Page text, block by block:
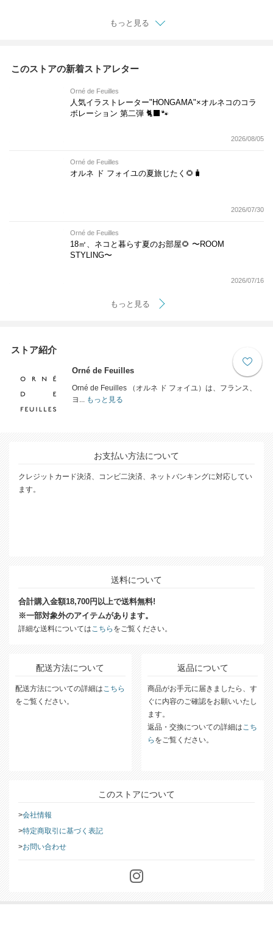
もっと見る
このストアの新着ストアレター
Orné de Feuilles
人気イラストレーター"HONGAMA"×オルネコの​コラ
ボレーション 第二弾 🐈‍⬛🐾
2026/08/05
Orné de Feuilles
オルネ ド フォイユの夏旅じたく🌻🧳
2026/07/30
Orné de Feuilles
18㎡、ネコと暮らす夏のお部屋🌻 〜ROOM
STYLING〜
2026/07/16
もっと見る
ストア紹介
Orné de Feuilles
Orné de Feuilles （オルネ ド フォイユ）は、フランス、
ヨ...もっと見る
お支払い方法について
クレジットカード決済、コンビ二決済、ネットバンキングに対応してい
ます。
送料について
合計購入金額18,700円以上で送料無料!
※一部対象外のアイテムがあります。
詳細な送料についてはこちら をご覧ください。
配送方法について
配送方法についての詳細はこちら
をご覧ください。
返品について
商品がお手元に届きましたら、す
ぐに内容のご確認をお願いいたし
ます。
返品・交換についての詳細はこち
ら をご覧ください。
このストアについて
会社情報
特定商取引に基づく表記
お問い合わせ